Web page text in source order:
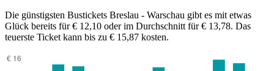
Die günstigsten Bustickets Breslau - Warschau gibt es mit etwas
Glück bereits für € 12,10 oder im Durchschnitt für € 13,78. Das
teuerste Ticket kann bis zu € 15,87 kosten.